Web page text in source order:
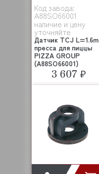
Код завода:
A88SO66001
наличие и цену
уточняйте
Датчик TCJ L=1.6m
пресса для пиццы
PIZZA GROUP
(A88SO66001)
3 607 ₽